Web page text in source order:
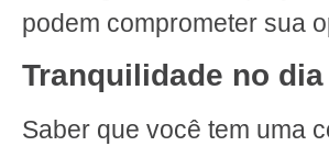
podem comprometer sua
Tranquilidade no
Saber que você tem uma